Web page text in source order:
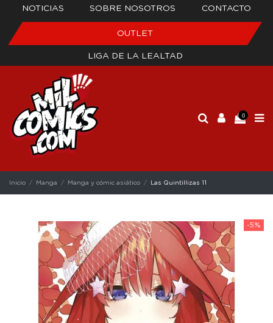
NOTICIAS SOBRE NOSOTROS CONTACTO
OUTLET
LIGA DE LA LEALTAD
0
Inicio Manga Manga y cómic asiático Las Quintillizas 11
-5%